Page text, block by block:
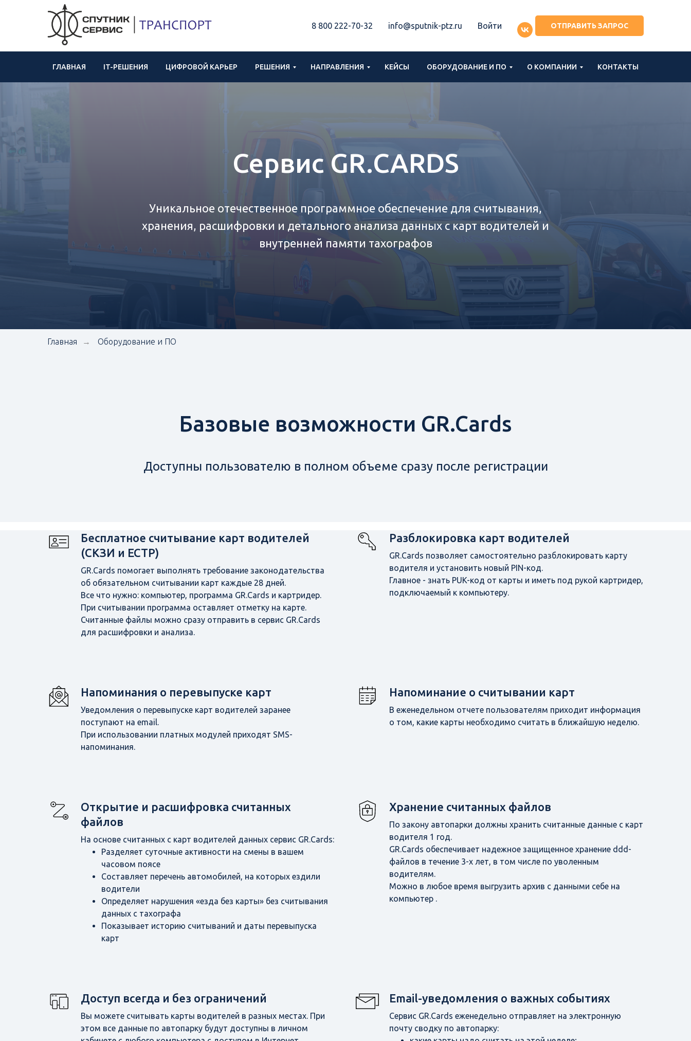
8 800 222-70-32 info@sputnik-ptz.ru Войти ОТПРАВИТЬ ЗАПРОС
ГЛАВНАЯ IT-РЕШЕНИЯ ЦИФРОВОЙ КАРЬЕР РЕШЕНИЯ НАПРАВЛЕНИЯ КЕЙСЫ ОБОРУДОВАНИЕ И ПО О КОМПАНИИ КОНТАКТЫ
Сервис GR.CARDS
Уникальное отечественное программное обеспечение для считывания,
хранения, расшифровки и детального анализа данных с карт водителей и
внутренней памяти тахографов
Главная → Оборудование и ПО
Базовые возможности GR.Cards
Доступны пользователю в полном объеме сразу после регистрации
Бесплатное считывание карт водителей
(СКЗИ и ЕСТР)
GR.Cards помогает выполнять требование законодательства
об обязательном считывании карт каждые 28 дней.
Все что нужно: компьютер, программа GR.Cards и картридер.
При считывании программа оставляет отметку на карте.
Считанные файлы можно сразу отправить в сервис GR.Cards
для расшифровки и анализа.
Разблокировка карт водителей
GR.Cards позволяет самостоятельно разблокировать карту
водителя и установить новый PIN-код.
Главное - знать PUK-код от карты и иметь под рукой картридер,
подключаемый к компьютеру.
Напоминания о перевыпуске карт
Уведомления о перевыпуске карт водителей заранее
поступают на email.
При использовании платных модулей приходят SMS-
напоминания.
Напоминание о считывании карт
В еженедельном отчете пользователям приходит информация
о том, какие карты необходимо считать в ближайшую неделю.
Открытие и расшифровка считанных
файлов
На основе считанных с карт водителей данных сервис GR.Cards:
Разделяет суточные активности на смены в вашем
часовом поясе
Составляет перечень автомобилей, на которых ездили
водители
Определяет нарушения «езда без карты» без считывания
данных с тахографа
Показывает историю считываний и даты перевыпуска
карт
Хранение считанных файлов
По закону автопарки должны хранить считанные данные с карт
водителя 1 год.
GR.Cards обеспечивает надежное защищенное хранение ddd-
файлов в течение 3-х лет, в том числе по уволенным
водителям.
Можно в любое время выгрузить архив с данными себе на
компьютер .
Доступ всегда и без ограничений
Вы можете считывать карты водителей в разных местах. При
этом все данные по автопарку будут доступны в личном
Email-уведомления о важных событиях
Сервис GR.Cards еженедельно отправляет на электронную
почту сводку по автопарку: